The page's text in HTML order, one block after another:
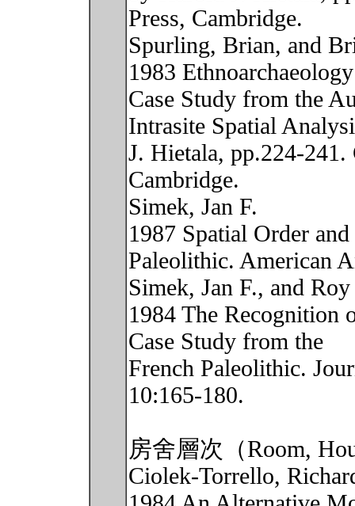
Press, Cambridge.
Spurling, Brian, and
1983
Case Study from the
Intrasite Spatial
J. Hietala, pp.224-
Cambridge.
Simek, Jan F.
1987 Spatial Order
Paleolithic. American
Simek, Jan F., and
1984 The Recognition
Case Study from the
French Paleolithic.
10:165-180.
房舍層次（Room,
Ciolek-Torrello,